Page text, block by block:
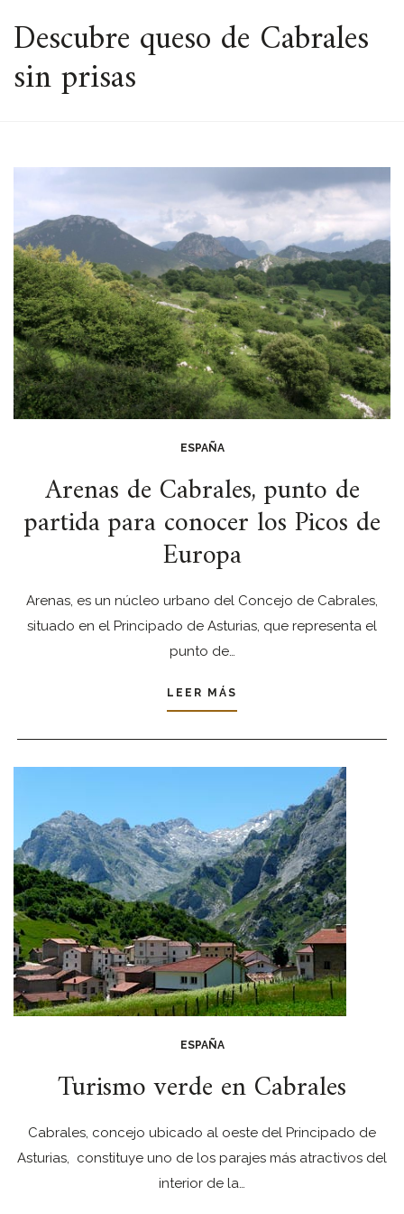
ESPACIO
Descubre queso de Cabrales
sin prisas
ESPAÑA
Arenas de Cabrales, punto de
partida para conocer los Picos de
Europa
Arenas, es un núcleo urbano del Concejo de Cabrales,
situado en el Principado de Asturias, que representa el
punto de…
LEER MÁS
ESPAÑA
Turismo verde en Cabrales
Cabrales, concejo ubicado al oeste del Principado de
Asturias, constituye uno de los parajes más atractivos del
interior de la…